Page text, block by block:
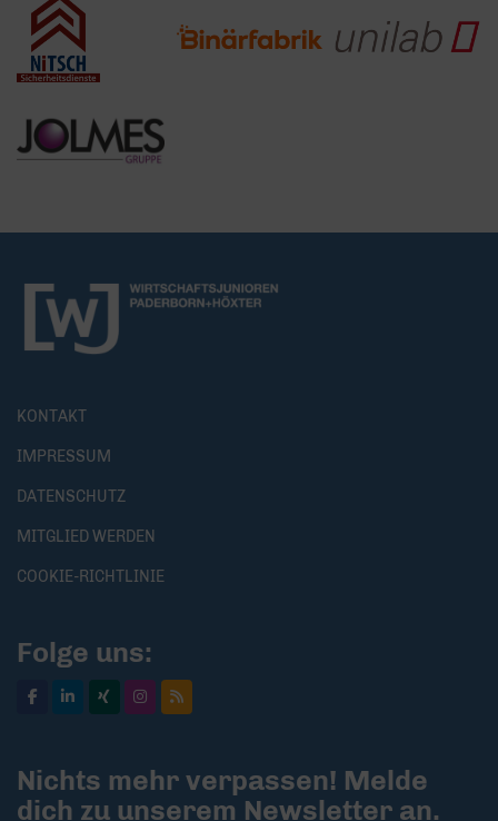
KONTAKT
IMPRESSUM
DATENSCHUTZ
MITGLIED WERDEN
COOKIE-RICHTLINIE
Folge uns:
Nichts mehr verpassen! Melde
dich zu unserem Newsletter an.